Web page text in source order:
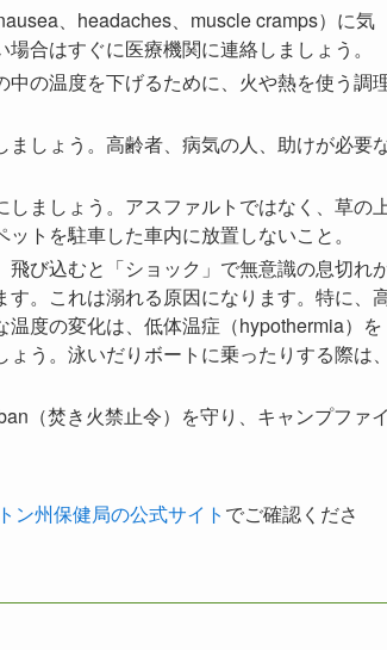
、headaches、muscle cramps）に気
合はすぐに医療機関に連絡しましょう。
の温度を下げるために、火や熱を使う調
しょう。高齢者、病気の人、助けが必要
ましょう。アスファルトではなく、草の
トを駐車した車内に放置しないこと。
び込むと「ショック」で無意識の息切れ
。これは溺れる原因になります。特に、
度の変化は、低体温症（hypothermia）を
う。泳いだりボートに乗ったりする際は、
（焚き火禁止令）を守り、キャンプファイ
ン州保健局の公式サイト でご確認くださ